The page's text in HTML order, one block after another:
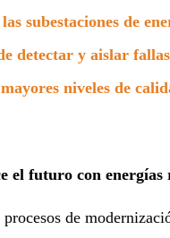
subestaciones de
detectar y aislar
niveles de
el futuro con
de